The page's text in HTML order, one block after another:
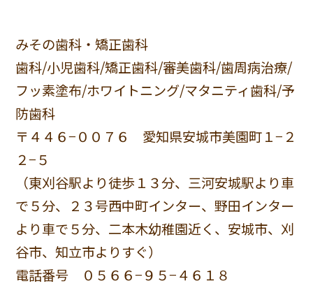
みその歯科・矯正歯科
歯科/小児歯科/矯正歯科/審美歯科/歯周病治療/
フッ素塗布/ホワイトニング/マタニティ歯科/予
防歯科
〒４４６−００７６ 愛知県安城市美園町１−２
２−５
（東刈谷駅より徒歩１３分、三河安城駅より車
で５分、２３号西中町インター、野田インター
より車で５分、二本木幼稚園近く、安城市、刈
谷市、知立市よりすぐ）
電話番号 ０５６６−９５−４６１８